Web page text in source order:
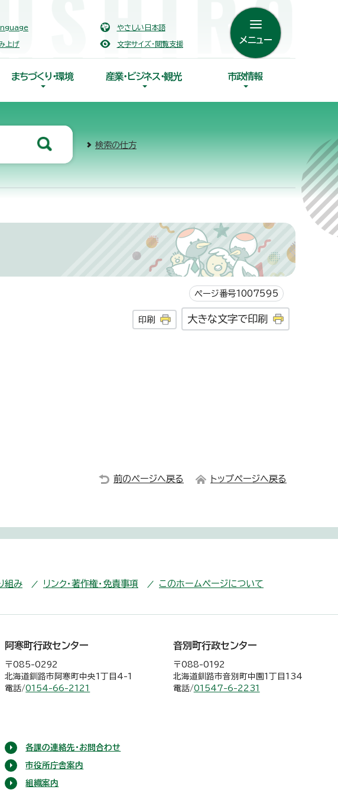
やさしい日本語
上げ 文字サイズ・閲覧支援 メニュー
まちづくり・環境 産業・ビジネス・観光 市政情報
検索の仕方
ページ番号1007595
印刷 大きな文字で印刷
前のページへ戻る トップページへ戻る
組み リンク・著作権・免責事項 このホームページについて
阿寒町行政センター
〒085-0292
北海道釧路市阿寒町中央1丁目4-1
電話/0154-66-2121
音別町行政センター
〒088-0192
北海道釧路市音別町中園1丁目134
電話/01547-6-2231
各課の連絡先・お問合わせ
市役所庁舎案内
組織案内